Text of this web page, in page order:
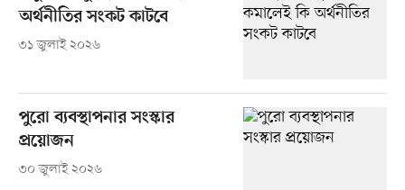
অর্থনীতির সংকট কাটবে
৩১ জুলাই ২০২৬
পুরো ব্যবস্থাপনার সংস্কার
প্রয়োজন
৩০ জুলাই ২০২৬